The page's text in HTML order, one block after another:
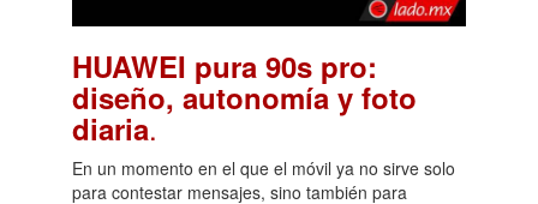
HUAWEI pura 90s pro:
diseño, autonomía y foto
diaria.
En un momento en el que el móvil ya no sirve solo
para contestar mensajes, sino también para